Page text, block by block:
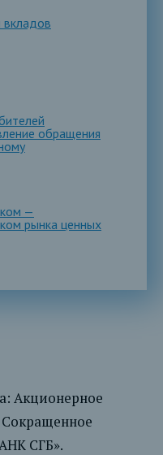
обращения
—
рынка ценных
Акционерное
СГБ».